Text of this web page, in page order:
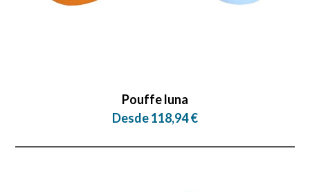
Pouffe luna
Desde 118,94 €